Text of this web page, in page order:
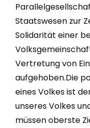
Staatswesen zur
Solidarität einer
Vertretung von
aufgehoben.Die
eines Volkes ist
unseres Volkes
müssen oberste